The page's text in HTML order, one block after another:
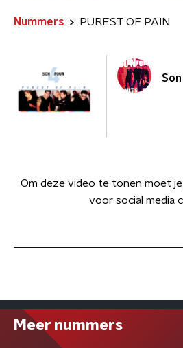
Nummers PUREST OF PAIN
Om deze video te tonen moet je
voor social media
Meer nummers